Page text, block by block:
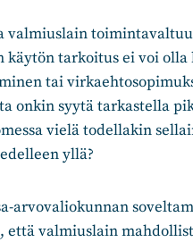
käytön tarkoitus ei voi
tai
onkin syytä tarkastella
vielä todellakin
yllä?
arvovaliokunnan
valmiuslain